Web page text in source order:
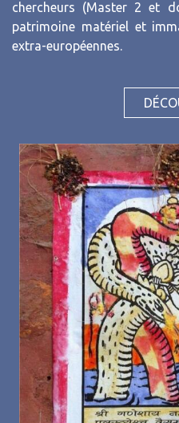
chercheurs (Master 2 et
patrimoine matériel et
extra-européennes.